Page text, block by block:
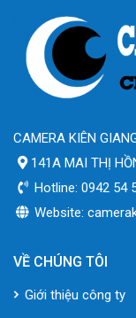
CAMERA KIÊN
141A MAI THỊ
Hotline: 0942 54
Website:
VỀ CHÚNG TÔI
Giới thiệu công ty